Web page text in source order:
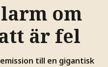
om
är fel
till en gigantisk